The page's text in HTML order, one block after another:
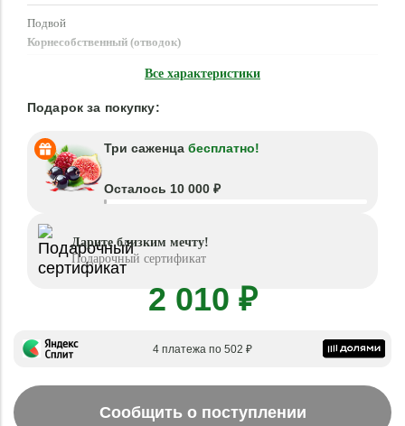
Подвой
Корнесобственный (отводок)
Все характеристики
Подарок за покупку:
Три саженца бесплатно!
Осталось 10 000 ₽
Дарите близким мечту!
Подарочный сертификат
2 010 ₽
4 платежа по 502 ₽
Сообщить о поступлении